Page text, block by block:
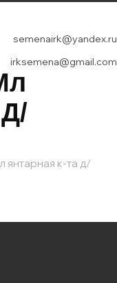
semenairk@yandex.ru
irksemena@gmail.com
янтарная к-та д/